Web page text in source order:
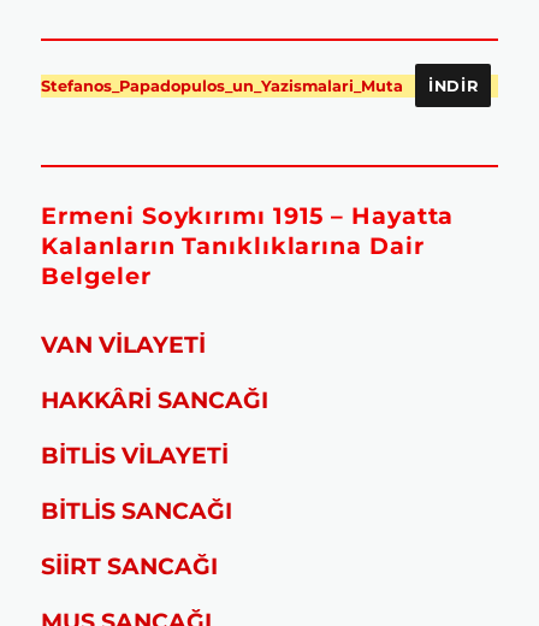
Stefanos_Papadopulos_un_Yazismalari_Muta İNDIR
Ermeni Soykırımı 1915 – Hayatta
Kalanların Tanıklıklarına Dair
Belgeler
VAN VİLAYETİ
HAKKÂRİ SANCAĞI
BİTLİS VİLAYETİ
BİTLİS SANCAĞI
SİİRT SANCAĞI